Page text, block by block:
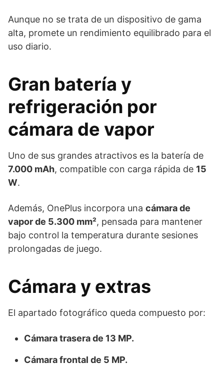
Aunque no se trata de un dispositivo de gama
alta, promete un rendimiento equilibrado para el
uso diario.
Gran batería y
refrigeración por
cámara de vapor
Uno de sus grandes atractivos es la batería de
7.000 mAh, compatible con carga rápida de 15
W.
Además, OnePlus incorpora una cámara de
vapor de 5.300 mm², pensada para mantener
bajo control la temperatura durante sesiones
prolongadas de juego.
Cámara y extras
El apartado fotográfico queda compuesto por:
Cámara trasera de 13 MP.
Cámara frontal de 5 MP.